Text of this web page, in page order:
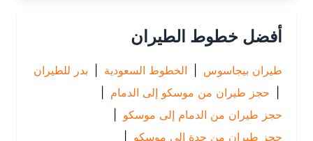
أفضل خطوط الطيران
طيران بيجاسوس | الخطوط السعودية | بدر للطيران
حجز طيران من موسكو إلى الدمام
|
حجز طيران من الدمام إلى موسكو |
حجز طيران من جدة إلى موسكو |